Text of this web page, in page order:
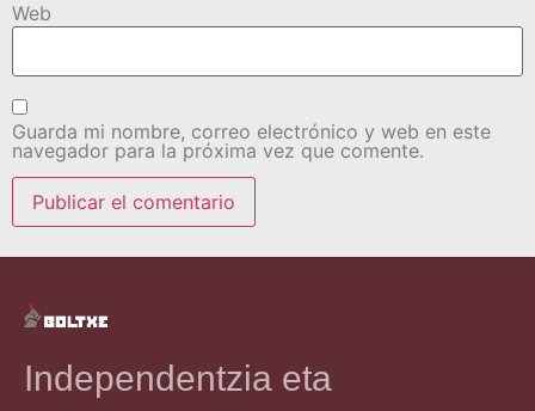
Web
Guarda mi nombre, correo electrónico y web en este
navegador para la próxima vez que comente.
Independentzia eta